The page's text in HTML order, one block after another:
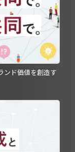
ンド価値を創造す